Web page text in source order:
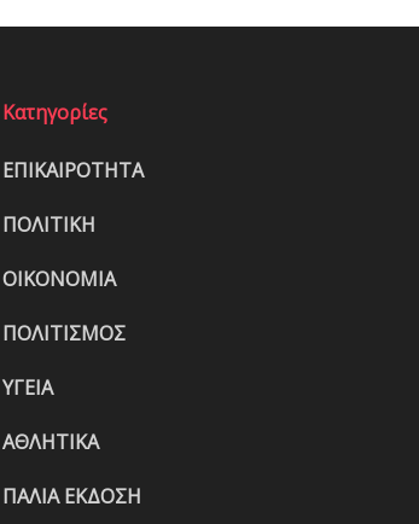
Κατηγορίες
ΕΠΙΚΑΙΡΟΤΗΤΑ
ΠΟΛΙΤΙΚΗ
ΟΙΚΟΝΟΜΙΑ
ΠΟΛΙΤΙΣΜΟΣ
ΥΓΕΙΑ
ΑΘΛΗΤΙΚΑ
ΠΑΛΙΑ ΕΚΔΟΣΗ